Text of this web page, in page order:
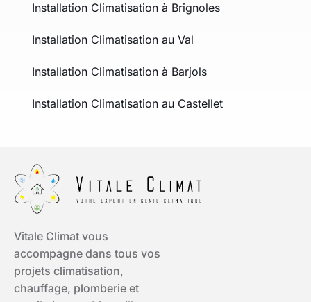
Installation Climatisation à Brignoles
Installation Climatisation au Val
Installation Climatisation à Barjols
Installation Climatisation au Castellet
Vitale Climat vous
accompagne dans tous vos
projets climatisation,
chauffage, plomberie et